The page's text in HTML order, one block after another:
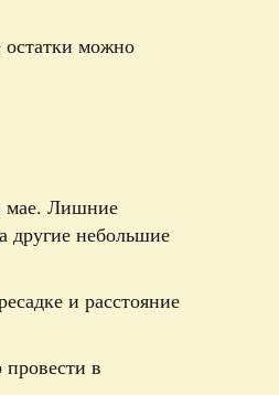
остатки можно
мае. Лишние
другие небольшие
и расстояние
провести в